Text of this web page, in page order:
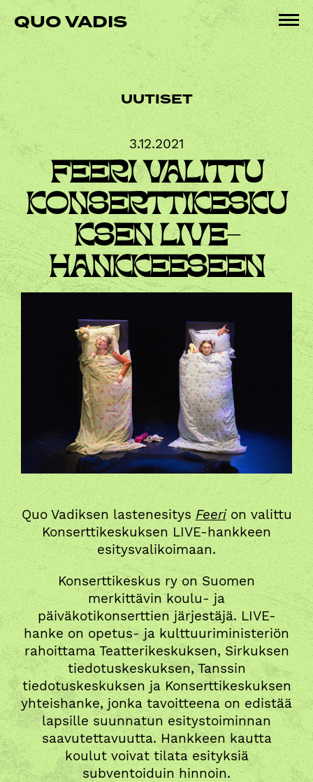
Hyppää
sisältöön
QUO VADIS
UUTISET
3.12.2021
FEERI VALITTU
KONSERTTIKESKU
KSEN LIVE-
HANKKEESEEN
Quo Vadiksen lastenesitys Feerion valittu
Konserttikeskuksen LIVE-hankkeen
esitysvalikoimaan.
Konserttikeskus ry on Suomen
merkittävin koulu- ja
päiväkotikonserttien järjestäjä. LIVE-
hanke on opetus- ja kulttuuriministeriön
rahoittama Teatterikeskuksen, Sirkuksen
tiedotuskeskuksen, Tanssin
tiedotuskeskuksen ja Konserttikeskuksen
yhteishanke, jonka tavoitteena on edistää
lapsille suunnatun esitystoiminnan
saavutettavuutta. Hankkeen kautta
koulut voivat tilata esityksiä
subventoiduin hinnoin.